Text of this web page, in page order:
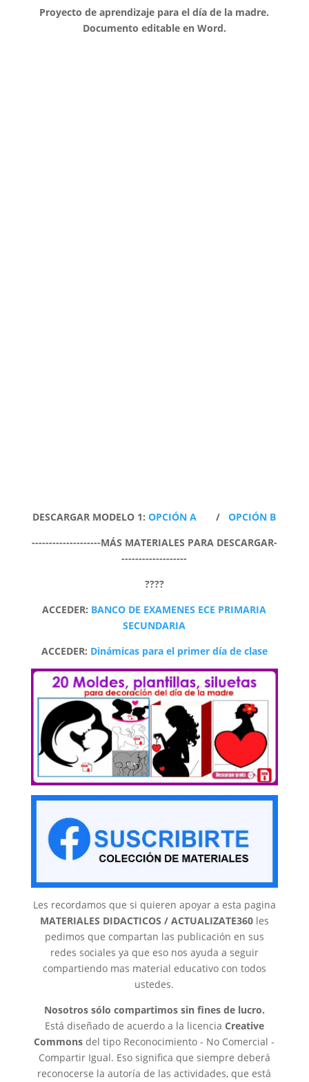
V
Proyecto de aprendizaje para el día de la madre.
Documento editable en Word.
DESCARGAR MODELO 1:OPCIÓN A /
OPCIÓN B
--------------------MÁS MATERIALES PARA DESCARGAR-
-------------------
????
ACCEDER: BANCO DE EXAMENES ECE PRIMARIA
SECUNDARIA
ACCEDER: Dinámicas para el primer día de clase
Les recordamos que si quieren apoyar a esta pagina
MATERIALES DIDACTICOS / ACTUALIZATE360les
pedimos que compartan las publicación en sus
redes sociales ya que eso nos ayuda a seguir
compartiendo mas material educativo con todos
ustedes.
Nosotros sólo compartimos sin fines de lucro.
Está diseñado de acuerdo a la licencia Creative
Commons del tipo Reconocimiento - No Comercial -
Compartir Igual. Eso significa que siempre deberá
reconocerse la autoría de las actividades, que está